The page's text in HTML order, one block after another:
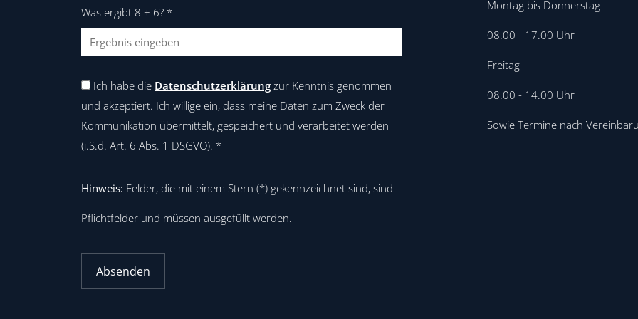
Was ergibt 8 + 6? *
Ich habe die Datenschutzerklärung zur Kenntnis genommen
und akzeptiert. Ich willige ein, dass meine Daten zum Zweck der
Kommunikation übermittelt, gespeichert und verarbeitet werden
(i.S.d. Art. 6 Abs. 1 DSGVO). *
Hinweis: Felder, die mit einem Stern (*) gekennzeichnet sind, sind
Pflichtfelder und müssen ausgefüllt werden.
Absenden
Montag bis Donnerstag
08.00 - 17.00 Uhr
Freitag
08.00 - 14.00 Uhr
Sowie Termine nach